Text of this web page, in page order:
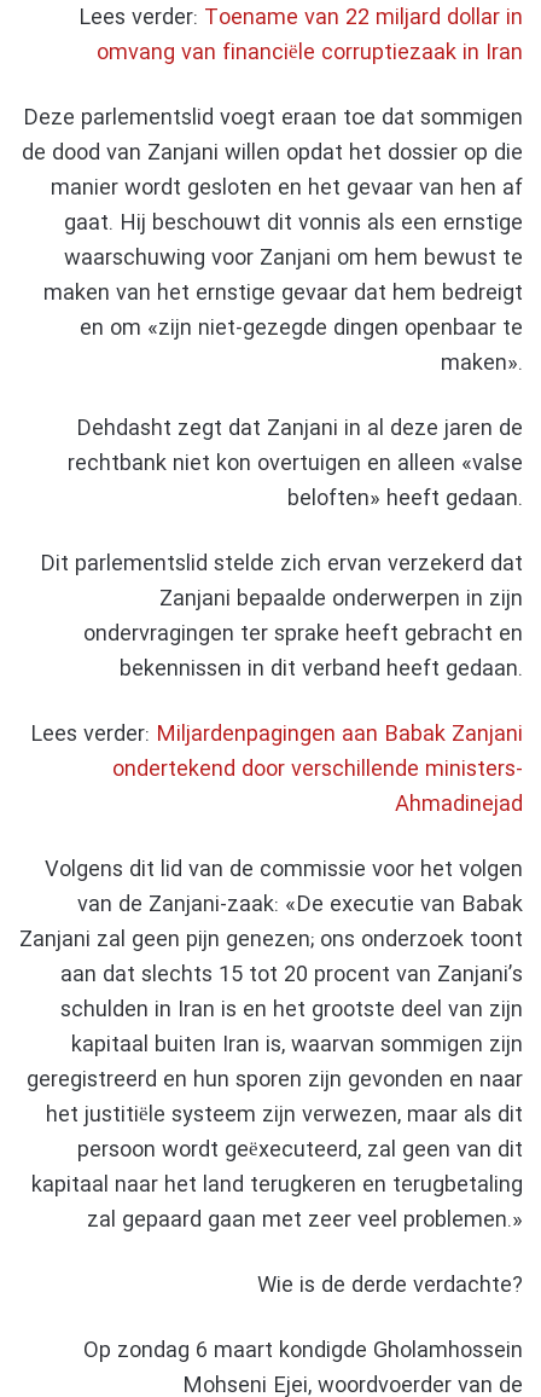
Lees verder: Toename van 22 miljard dollar in
omvang van financiële corruptiezaak in Iran
Deze parlementslid voegt eraan toe dat sommigen
de dood van Zanjani willen opdat het dossier op die
manier wordt gesloten en het gevaar van hen af
gaat. Hij beschouwt dit vonnis als een ernstige
waarschuwing voor Zanjani om hem bewust te
maken van het ernstige gevaar dat hem bedreigt
en om «zijn niet-gezegde dingen openbaar te
maken».
Dehdasht zegt dat Zanjani in al deze jaren de
rechtbank niet kon overtuigen en alleen «valse
beloften» heeft gedaan.
Dit parlementslid stelde zich ervan verzekerd dat
Zanjani bepaalde onderwerpen in zijn
ondervragingen ter sprake heeft gebracht en
bekennissen in dit verband heeft gedaan.
Lees verder: Miljardenpagingen aan Babak Zanjani
ondertekend door verschillende ministers-
Ahmadinejad
Volgens dit lid van de commissie voor het volgen
van de Zanjani-zaak: «De executie van Babak
Zanjani zal geen pijn genezen; ons onderzoek toont
aan dat slechts 15 tot 20 procent van Zanjani’s
schulden in Iran is en het grootste deel van zijn
kapitaal buiten Iran is, waarvan sommigen zijn
geregistreerd en hun sporen zijn gevonden en naar
het justitiële systeem zijn verwezen, maar als dit
persoon wordt geëxecuteerd, zal geen van dit
kapitaal naar het land terugkeren en terugbetaling
zal gepaard gaan met zeer veel problemen.»
Wie is de derde verdachte?
Op zondag 6 maart kondigde Gholamhossein
Mohseni Ejei, woordvoerder van de